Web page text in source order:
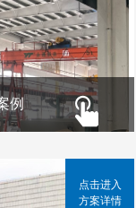
例
点击进入
方案详情